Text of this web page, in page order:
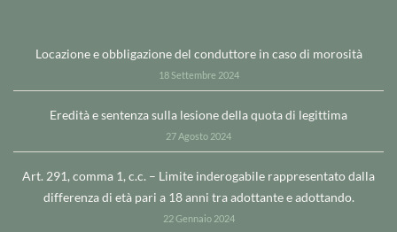
Locazione e obbligazione del conduttore in caso di morosità
18 Settembre 2024
Eredità e sentenza sulla lesione della quota di legittima
27 Agosto 2024
Art. 291, comma 1, c.c. – Limite inderogabile rappresentato dalla
differenza di età pari a 18 anni tra adottante e adottando.
22 Gennaio 2024